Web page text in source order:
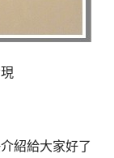
紹給大家好了